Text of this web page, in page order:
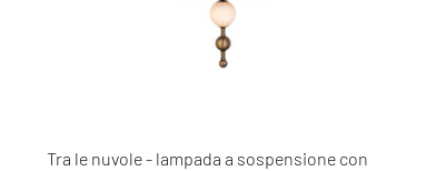
Tra le nuvole - lampada a sospensione con